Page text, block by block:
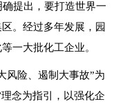
提出，要打造世界一
。经过多年发展，园
一大批化工企业。
风险、遏制大事故”为
念为指引，以强化企